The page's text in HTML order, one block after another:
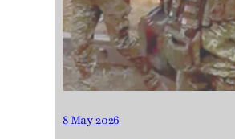
8 May 2026